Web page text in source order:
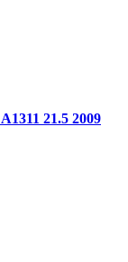
21.5 2009